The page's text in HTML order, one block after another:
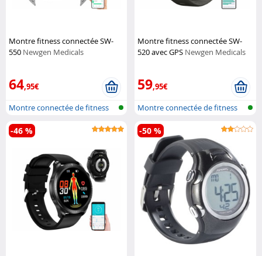
Montre fitness connectée SW-
550 Newgen Medicals
64,95€
Montre connectée de fitness
avec Ch...
Montre fitness connectée SW-
520 avec GPS Newgen Medicals
59,95€
Montre connectée de fitness
avec GP...
-46 % -50 %